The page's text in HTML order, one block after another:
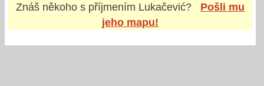
Znáš někoho s příjmením Lukačević?
Pošli mu
jeho mapu!